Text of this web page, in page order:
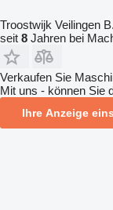
Troostwijk Veilingen
seit 8 Jahren bei
Verkaufen Sie
Mit uns - können Sie
Ihre Anzeige